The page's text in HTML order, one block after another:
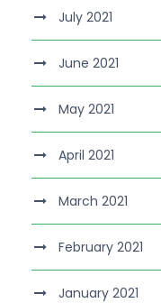
July 2021
June 2021
May 2021
April 2021
March 2021
February 2021
January 2021